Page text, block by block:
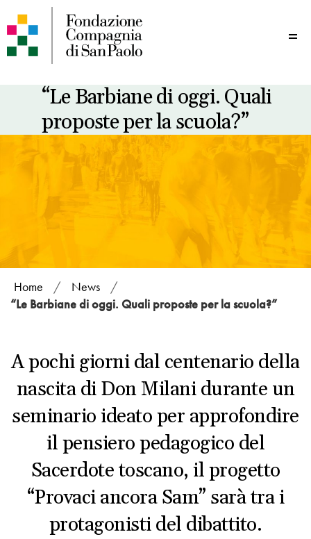
“Le Barbiane di oggi. Quali
proposte per la scuola?”
Home / News
/
“Le Barbiane di oggi. Quali proposte per la scuola?”
A pochi giorni dal centenario della
nascita di Don Milani durante un
seminario ideato per approfondire
il pensiero pedagogico del
Sacerdote toscano, il progetto
“Provaci ancora Sam” sarà tra i
protagonisti del dibattito.